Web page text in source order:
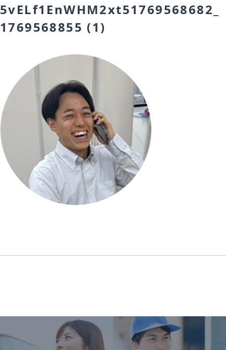
5vELf1EnWHM2xt51769568682_
1769568855 (1)